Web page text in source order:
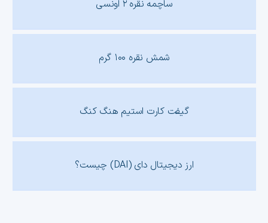
ساچمه نقره ۲ اونسی
شمش نقره ۱۰۰ گرم
گیفت کارت استیم هنگ کنگ
ارز دیجیتال دای (DAI) چیست؟